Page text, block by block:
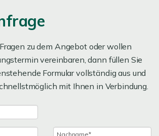
zu dem Angebot oder wollen
vereinbaren, dann füllen Sie
Formular vollständig aus und
mit Ihnen in Verbindung.